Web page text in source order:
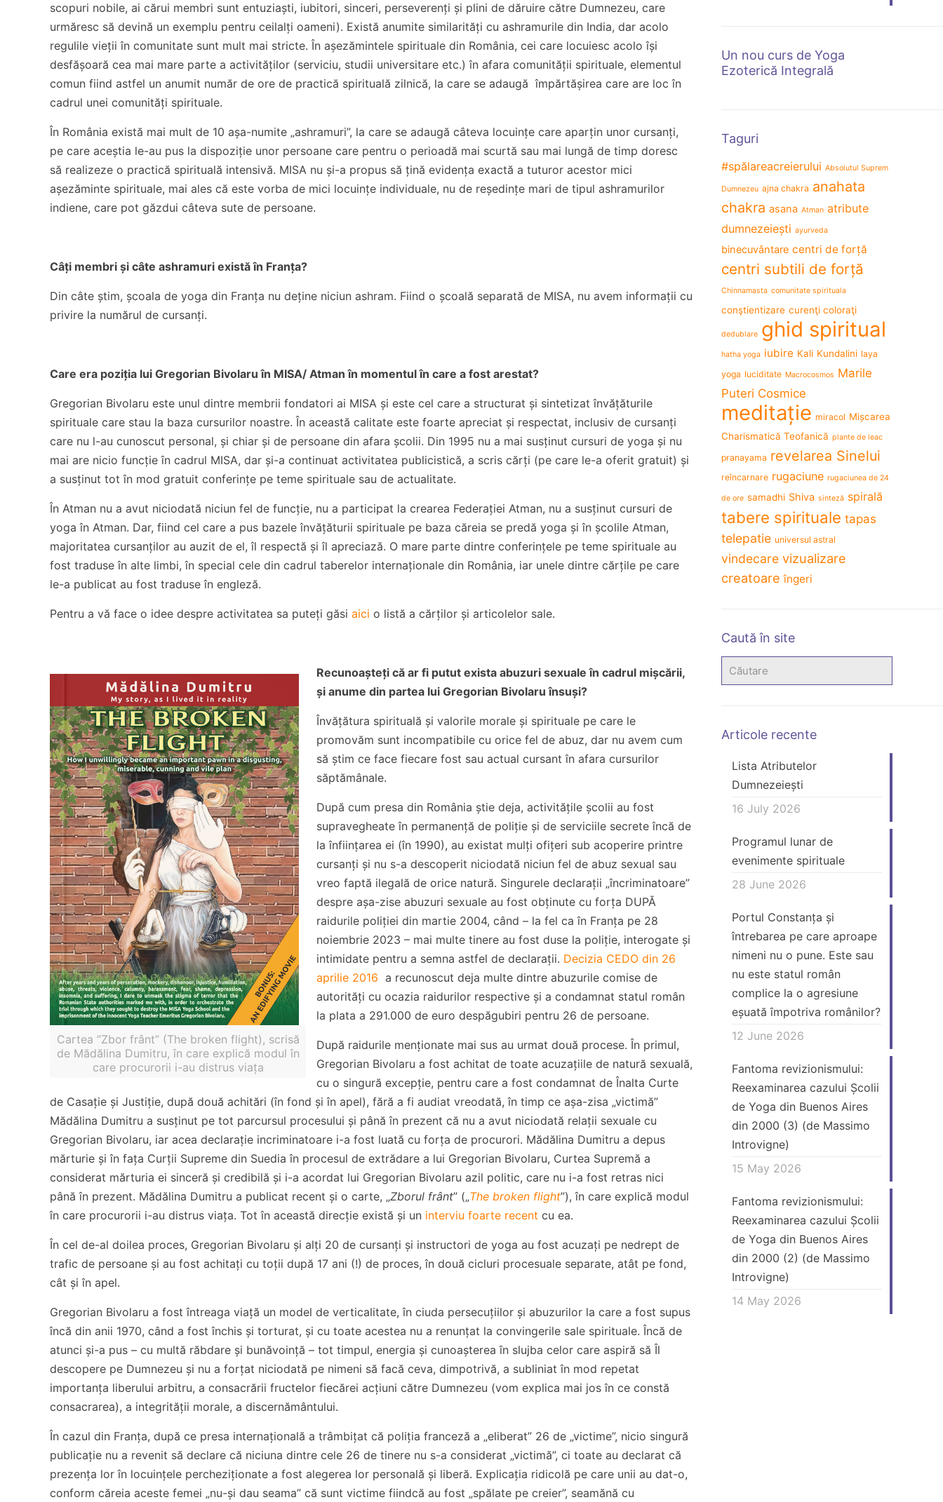
scopuri nobile, ai cărui membri sunt entuziaști, iubitori, sinceri, perseverenți și plini de dăruire către Dumnezeu, care
urmăresc să devină un exemplu pentru ceilalți oameni). Există anumite similarități cu ashramurile din India, dar acolo
regulile vieții în comunitate sunt mult mai stricte. În așezămintele spirituale din România, cei care locuiesc acolo își
desfășoară cea mai mare parte a activităților (serviciu, studii universitare etc.) în afara comunității spirituale, elementul
comun fiind astfel un anumit număr de ore de practică spirituală zilnică, la care se adaugă împărtășirea care are loc în
cadrul unei comunități spirituale.
În România există mai mult de 10 așa-numite „ashramuri”, la care se adaugă câteva locuințe care aparțin unor cursanți,
pe care aceștia le-au pus la dispoziție unor persoane care pentru o perioadă mai scurtă sau mai lungă de timp doresc
să realizeze o practică spirituală intensivă. MISA nu și-a propus să țină evidența exactă a tuturor acestor mici
așezăminte spirituale, mai ales că este vorba de mici locuințe individuale, nu de reședințe mari de tipul ashramurilor
indiene, care pot găzdui câteva sute de persoane.
Câți membri și câte ashramuri există în Franța?
Din câte știm, școala de yoga din Franța nu deține niciun ashram. Fiind o școală separată de MISA, nu avem informații cu
privire la numărul de cursanți.
Care era poziția lui Gregorian Bivolaru în MISA/ Atman în momentul în care a fost arestat?
Gregorian Bivolaru este unul dintre membrii fondatori ai MISA și este cel care a structurat și sintetizat învățăturile
spirituale care stau la baza cursurilor noastre. În această calitate este foarte apreciat și respectat, inclusiv de cursanți
care nu l-au cunoscut personal, și chiar și de persoane din afara școlii. Din 1995 nu a mai susținut cursuri de yoga și nu
mai are nicio funcție în cadrul MISA, dar și-a continuat activitatea publicistică, a scris cărți (pe care le-a oferit gratuit) și
a susținut tot în mod gratuit conferințe pe teme spirituale sau de actualitate.
În Atman nu a avut niciodată niciun fel de funcție, nu a participat la crearea Federației Atman, nu a susținut cursuri de
yoga în Atman. Dar, fiind cel care a pus bazele învățăturii spirituale pe baza căreia se predă yoga și în școlile Atman,
majoritatea cursanților au auzit de el, îl respectă și îl apreciază. O mare parte dintre conferințele pe teme spirituale au
fost traduse în alte limbi, în special cele din cadrul taberelor internaționale din România, iar unele dintre cărțile pe care
le-a publicat au fost traduse în engleză.
Pentru a vă face o idee despre activitatea sa puteți găsiaici o listă a cărților și articolelor sale.
Cartea ”Zbor frânt” (The broken flight), scrisă
de Mădălina Dumitru, în care explică modul în
care procurorii i-au distrus viața
Recunoașteți că ar fi putut exista abuzuri sexuale în cadrul mișcării,
și anume din partea lui Gregorian Bivolaru însuși?
Învățătura spirituală și valorile morale și spirituale pe care le
promovăm sunt incompatibile cu orice fel de abuz, dar nu avem cum
să știm ce face fiecare fost sau actual cursant în afara cursurilor
săptămânale.
După cum presa din România știe deja, activitățile școlii au fost
supravegheate în permanență de poliție și de serviciile secrete încă de
la înființarea ei (în 1990), au existat mulți ofițeri sub acoperire printre
cursanți și nu s-a descoperit niciodată niciun fel de abuz sexual sau
vreo faptă ilegală de orice natură. Singurele declarații „încriminatoare”
despre așa-zise abuzuri sexuale au fost obținute cu forța DUPĂ
raidurile poliției din martie 2004, când – la fel ca în Franța pe 28
noiembrie 2023 – mai multe tinere au fost duse la poliție, interogate și
intimidate pentru a semna astfel de declarații. Decizia CEDO din 26
aprilie 2016 a recunoscut deja multe dintre abuzurile comise de
autorități cu ocazia raidurilor respective și a condamnat statul român
la plata a 291.000 de euro despăgubiri pentru 26 de persoane.
După raidurile menționate mai sus au urmat două procese. În primul,
Gregorian Bivolaru a fost achitat de toate acuzațiile de natură sexuală,
cu o singură excepție, pentru care a fost condamnat de Înalta Curte
de Casație și Justiție, după două achitări (în fond și în apel), fără a fi audiat vreodată, în timp ce așa-zisa „victimă”
Mădălina Dumitru a susținut pe tot parcursul procesului și până în prezent că nu a avut niciodată relații sexuale cu
Gregorian Bivolaru, iar acea declarație incriminatoare i-a fost luată cu forța de procurori. Mădălina Dumitru a depus
mărturie și în fața Curții Supreme din Suedia în procesul de extrădare a lui Gregorian Bivolaru, Curtea Supremă a
considerat mărturia ei sinceră și credibilă și i-a acordat lui Gregorian Bivolaru azil politic, care nu i-a fost retras nici
până în prezent. Mădălina Dumitru a publicat recent și o carte, „Zborul frânt” („The broken flight”), în care explică modul
în care procurorii i-au distrus viața. Tot în această direcție există și un interviu foarte recent cu ea.
În cel de-al doilea proces, Gregorian Bivolaru și alți 20 de cursanți și instructori de yoga au fost acuzați pe nedrept de
trafic de persoane și au fost achitați cu toții după 17 ani (!) de proces, în două cicluri procesuale separate, atât pe fond,
cât și în apel.
Gregorian Bivolaru a fost întreaga viață un model de verticalitate, în ciuda persecuțiilor și abuzurilor la care a fost supus
încă din anii 1970, când a fost închis și torturat, și cu toate acestea nu a renunțat la convingerile sale spirituale. Încă de
atunci și-a pus – cu multă răbdare și bunăvoință – tot timpul, energia și cunoașterea în slujba celor care aspiră să Îl
descopere pe Dumnezeu și nu a forțat niciodată pe nimeni să facă ceva, dimpotrivă, a subliniat în mod repetat
importanța liberului arbitru, a consacrării fructelor fiecărei acțiuni către Dumnezeu (vom explica mai jos în ce constă
consacrarea), a integrității morale, a discernământului.
În cazul din Franța, după ce presa internațională a trâmbițat că poliția franceză a „eliberat” 26 de „victime”, nicio singură
publicație nu a revenit să declare că niciuna dintre cele 26 de tinere nu s-a considerat „victimă”, ci toate au declarat că
prezența lor în locuințele percheziționate a fost alegerea lor personală și liberă. Explicația ridicolă pe care unii au dat-o,
conform căreia aceste femei „nu-și dau seama” că sunt victime fiindcă au fost „spălate pe creier”, seamănă cu
Un nou curs de Yoga
Ezoterică Integrală
Taguri
#spălareacreierului Absolutul Suprem
Dumnezeu ajna chakra anahata
chakra asana Atman atribute
dumnezeiești ayurveda
binecuvântare centri de forță
centri subtili de forță
Chinnamasta comunitate spirituala
conştientizare curenţi coloraţi
dedublare ghid spiritual
hatha yoga iubire Kali Kundalini laya
yoga luciditate Macrocosmos Marile
Puteri Cosmice
meditație miracol Mișcarea
Charismatică Teofanică plante de leac
pranayama revelarea Sinelui
reîncarnare rugaciune rugaciunea de 24
de ore samadhi Shiva sinteză spirală
tabere spirituale tapas
telepatie universul astral
vindecare vizualizare
creatoare îngeri
Caută în site
Articole recente
Lista Atributelor
Dumnezeiești
16 July 2026
Programul lunar de
evenimente spirituale
28 June 2026
Portul Constanța și
întrebarea pe care aproape
nimeni nu o pune. Este sau
nu este statul român
complice la o agresiune
eșuată împotriva românilor?
12 June 2026
Fantoma revizionismului:
Reexaminarea cazului Școlii
de Yoga din Buenos Aires
din 2000 (3) (de Massimo
Introvigne)
15 May 2026
Fantoma revizionismului:
Reexaminarea cazului Școlii
de Yoga din Buenos Aires
din 2000 (2) (de Massimo
Introvigne)
14 May 2026